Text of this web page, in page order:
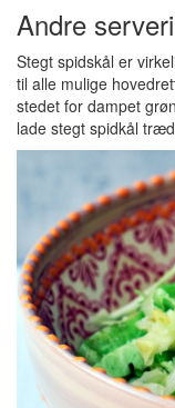
Andre
Stegt spidskål er
til alle mulige
stedet for dampet
lade stegt spidkål